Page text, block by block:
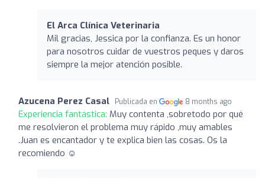
El Arca Clínica Veterinaria
Mil gracias, Jessica por la confianza. Es un honor
para nosotros cuidar de vuestros peques y daros
siempre la mejor atención posible.
Azucena Perez Casal Publicada en 8 months ago
Experiencia fantástica: Muy contenta ,sobretodo por qué
me resolvieron el problema muy rápido ,muy amables
.Juan es encantador y te explica bien las cosas. Os la
recomiendo ☺️